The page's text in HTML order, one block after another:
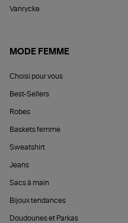
Vanrycke
MODE FEMME
Choisi pour vous
Best-Sellers
Robes
Baskets femme
Sweatshirt
Jeans
Sacs à main
Bijoux tendances
Doudounes et Parkas